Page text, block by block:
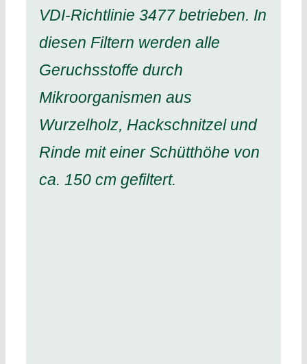
VDI-Richtlinie 3477 betrieben. In
diesen Filtern werden alle
Geruchsstoffe durch
Mikroorganismen aus
Wurzelholz, Hackschnitzel und
Rinde mit einer Schütthöhe von
ca. 150 cm gefiltert.